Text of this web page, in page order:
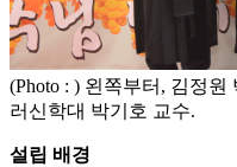
(Photo : ) 왼쪽부터, 김정
러신학대 박기호 교수.
설립 배경